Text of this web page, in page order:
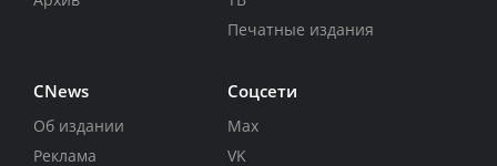
Печатные издания
CNews
Об издании
Реклама
Соцсети
Max
VK